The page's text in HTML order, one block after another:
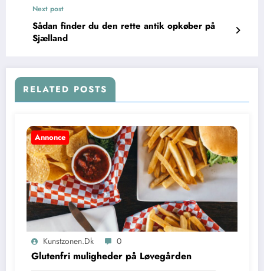
Next post
Sådan finder du den rette antik opkøber på
Sjælland
RELATED POSTS
Annonce
Kunstzonen.dk 0
Glutenfri muligheder på Løvegården